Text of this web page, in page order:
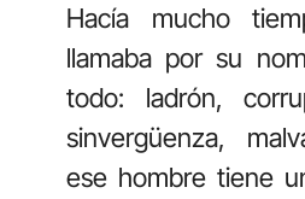
Hacía mucho
llamaba por su
todo:
sinvergüenza,
ese hombre tiene